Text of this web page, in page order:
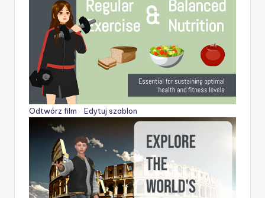
Odtwórz film Edytuj szablon